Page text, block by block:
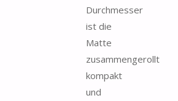
Durchmesser
ist die
Matte
zusammengerollt
kompakt
und